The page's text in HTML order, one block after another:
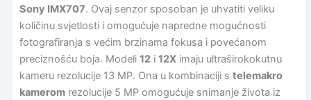
Sony IMX707. Ovaj senzor sposoban je uhvatiti veliku
količinu svjetlosti i omogućuje napredne mogućnosti
fotografiranja s većim brzinama fokusa i povećanom
preciznošću boja. Modeli 12i 12Ximaju ultraširokokutnu
kameru rezolucije 13 MP. Ona u kombinaciji s telemakro
kameromrezolucije 5 MP omogućuje snimanje života iz